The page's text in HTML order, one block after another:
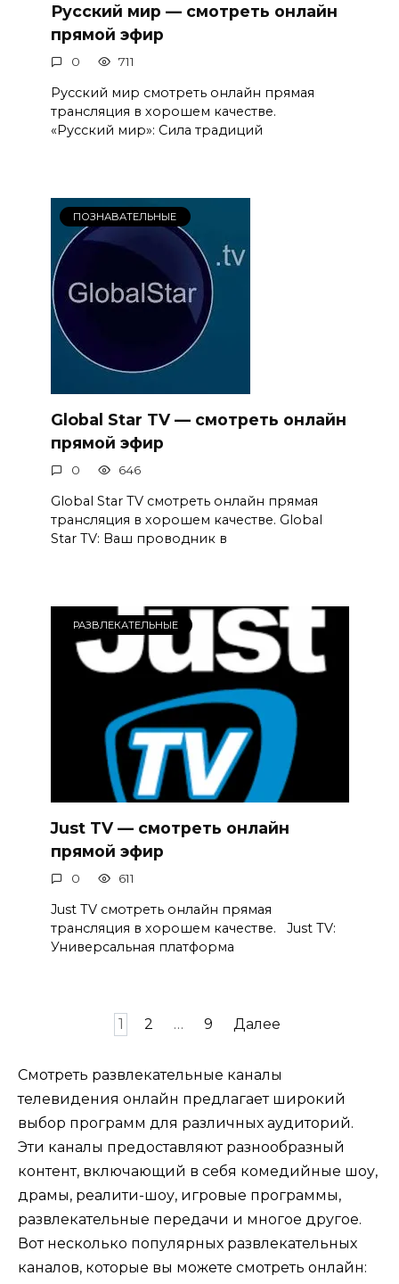
Русский мир — смотреть онлайн
прямой эфир
0 711
Русский мир смотреть онлайн прямая
трансляция в хорошем качестве.
«Русский мир»: Сила традиций
ПОЗНАВАТЕЛЬНЫЕ
Global Star TV — смотреть онлайн
прямой эфир
0 646
Global Star TV смотреть онлайн прямая
трансляция в хорошем качестве. Global
Star TV: Ваш проводник в
РАЗВЛЕКАТЕЛЬНЫЕ
Just TV — смотреть онлайн
прямой эфир
0 611
Just TV смотреть онлайн прямая
трансляция в хорошем качестве. Just TV:
Универсальная платформа
1 2 … 9 Далее
Смотреть развлекательные каналы
телевидения онлайн предлагает широкий
выбор программ для различных аудиторий.
Эти каналы предоставляют разнообразный
контент, включающий в себя комедийные шоу,
драмы, реалити-шоу, игровые программы,
развлекательные передачи и многое другое.
Вот несколько популярных развлекательных
каналов, которые вы можете смотреть онлайн: